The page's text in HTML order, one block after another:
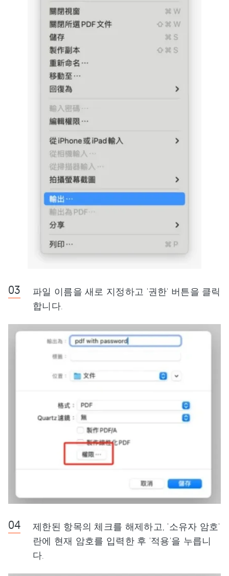
파일 이름을 새로 지정하고 '권한' 버튼을 클릭
합니다.
제한된 항목의 체크를 해제하고, '소유자 암호'
란에 현재 암호를 입력한 후 '적용'을 누릅니
다.